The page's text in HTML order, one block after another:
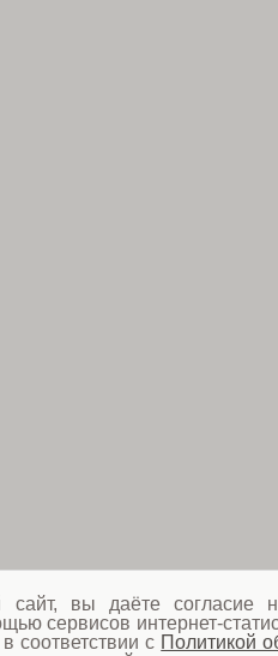
сайт, вы даёте согласие
сервисов интернет-
соответствии с Политикой